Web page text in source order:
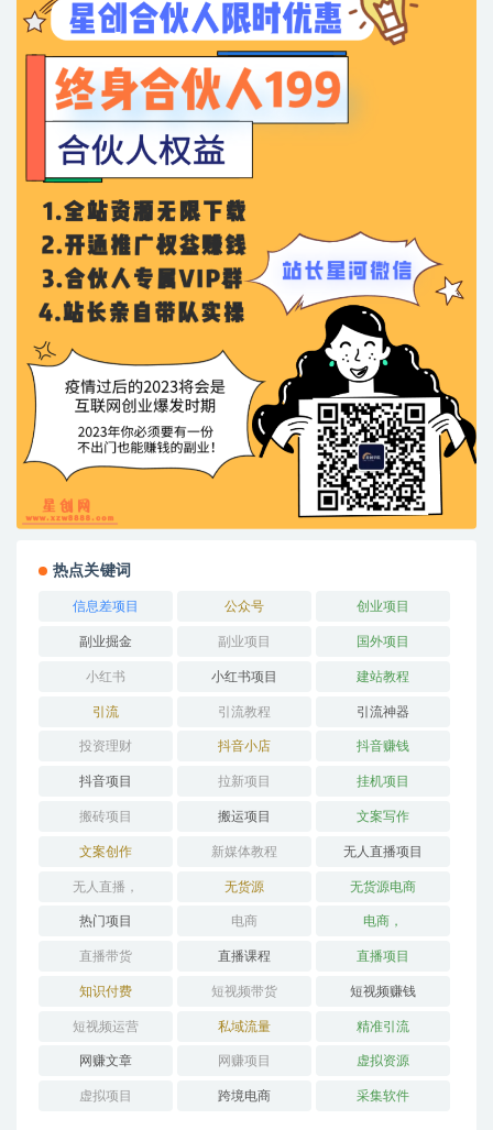
热点关键词
信息差项目 公众号 创业项目
副业掘金 副业项目 国外项目
小红书 小红书项目 建站教程
引流 引流教程 引流神器
投资理财 抖音小店 抖音赚钱
抖音项目 拉新项目 挂机项目
搬砖项目 搬运项目 文案写作
文案创作 新媒体教程 无人直播项目
无人直播， 无货源 无货源电商
热门项目 电商 电商，
直播带货 直播课程 直播项目
知识付费 短视频带货 短视频赚钱
短视频运营 私域流量 精准引流
网赚文章 网赚项目 虚拟资源
虚拟项目 跨境电商 采集软件